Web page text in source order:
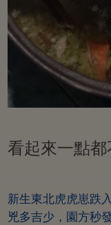
看起來一點
新生東北虎虎崽跌
兇多吉少，園方秒